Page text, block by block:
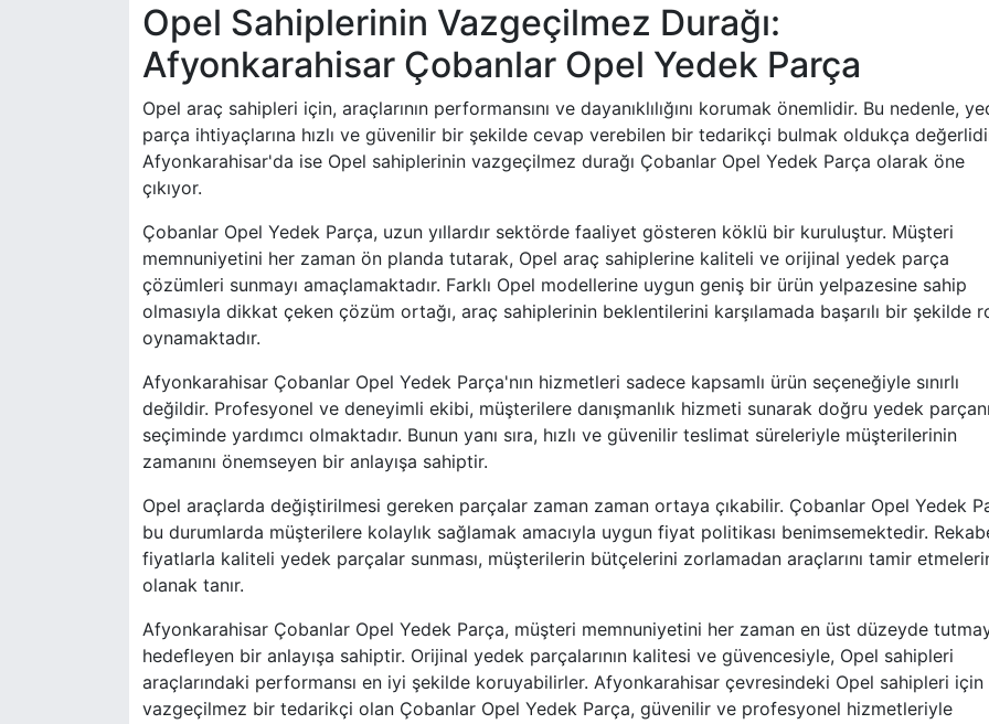
Opel Sahiplerinin Vazgeçilmez Durağı:
Afyonkarahisar Çobanlar Opel Yedek Parça
Opel araç sahipleri için, araçlarının performansını ve dayanıklılığını korumak önemlidir. Bu nedenle,
parça ihtiyaçlarına hızlı ve güvenilir bir şekilde cevap verebilen bir tedarikçi bulmak oldukça
Afyonkarahisar'da ise Opel sahiplerinin vazgeçilmez durağı Çobanlar Opel Yedek Parça olarak öne
çıkıyor.
Çobanlar Opel Yedek Parça, uzun yıllardır sektörde faaliyet gösteren köklü bir kuruluştur. Müşteri
memnuniyetini her zaman ön planda tutarak, Opel araç sahiplerine kaliteli ve orijinal yedek parça
çözümleri sunmayı amaçlamaktadır. Farklı Opel modellerine uygun geniş bir ürün yelpazesine sahip
olmasıyla dikkat çeken çözüm ortağı, araç sahiplerinin beklentilerini karşılamada başarılı bir şekilde
oynamaktadır.
Afyonkarahisar Çobanlar Opel Yedek Parça'nın hizmetleri sadece kapsamlı ürün seçeneğiyle sınırlı
değildir. Profesyonel ve deneyimli ekibi, müşterilere danışmanlık hizmeti sunarak doğru yedek
seçiminde yardımcı olmaktadır. Bunun yanı sıra, hızlı ve güvenilir teslimat süreleriyle müşterilerinin
zamanını önemseyen bir anlayışa sahiptir.
Opel araçlarda değiştirilmesi gereken parçalar zaman zaman ortaya çıkabilir. Çobanlar Opel Yedek
bu durumlarda müşterilere kolaylık sağlamak amacıyla uygun fiyat politikası benimsemektedir.
fiyatlarla kaliteli yedek parçalar sunması, müşterilerin bütçelerini zorlamadan araçlarını tamir
olanak tanır.
Afyonkarahisar Çobanlar Opel Yedek Parça, müşteri memnuniyetini her zaman en üst düzeyde
hedefleyen bir anlayışa sahiptir. Orijinal yedek parçalarının kalitesi ve güvencesiyle, Opel sahipleri
araçlarındaki performansı en iyi şekilde koruyabilirler. Afyonkarahisar çevresindeki Opel sahipleri için
vazgeçilmez bir tedarikçi olan Çobanlar Opel Yedek Parça, güvenilir ve profesyonel hizmetleriyle